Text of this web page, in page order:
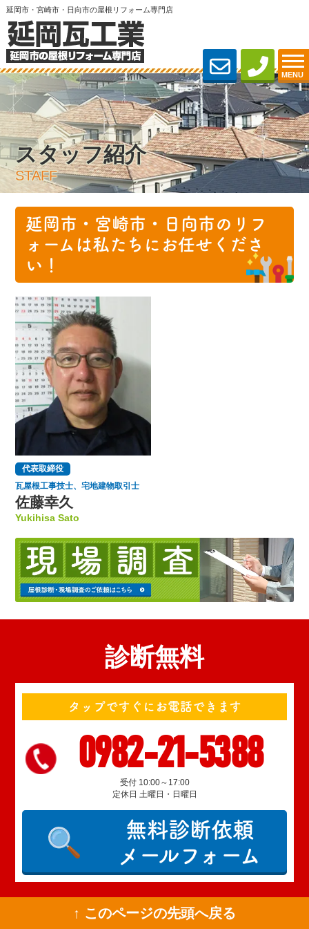
延岡市・宮崎市・日向市の屋根リフォーム専門店
MENU
スタッフ紹介
STAFF
延岡市・宮崎市・日向市のリフ
ォームは私たちにお任せくださ
い！
代表取締役
瓦屋根工事技士、宅地建物取引士
佐藤幸久
Yukihisa Sato
診断無料
タップですぐにお電話できます
0982-21-5388
受付 10:00～17:00
定休日 土曜日・日曜日
無料診断依頼
メールフォーム
↑ このページの先頭へ戻る